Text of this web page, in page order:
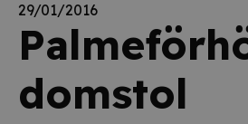
29/01/2016
domstol